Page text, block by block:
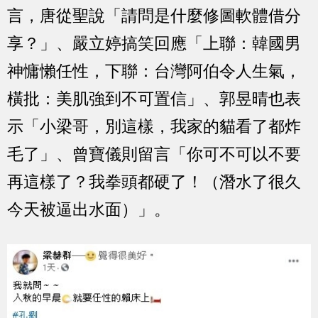
言，唐從聖說「請問是什麼修圖軟體借分
享？」、嚴立婷搞笑回應「上聯：韓國男
神慵懶任性，下聯：台灣阿伯令人生氣，
橫批：美肌強到不可置信」、郭昱晴也表
示「小梁哥，別這樣，我家的貓看了都炸
毛了」、曾寶儀則留言「你可不可以不要
再這樣了？我拳頭都硬了！（潛水了很久
今天被逼出水面）」。